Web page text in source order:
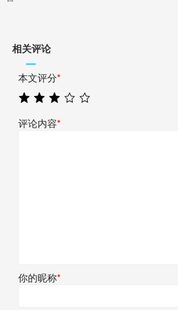
相关评论
本文评分*
评论内容*
你的昵称*